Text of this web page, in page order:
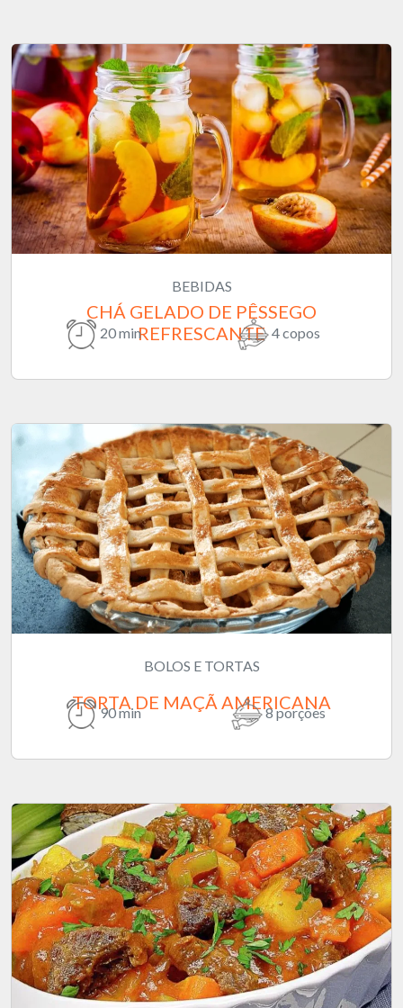
BEBIDAS
CHÁ GELADO DE PÊSSEGO
REFRESCANTE
20 min 4 copos
BOLOS E TORTAS
TORTA DE MAÇÃ AMERICANA
90 min 8 porções